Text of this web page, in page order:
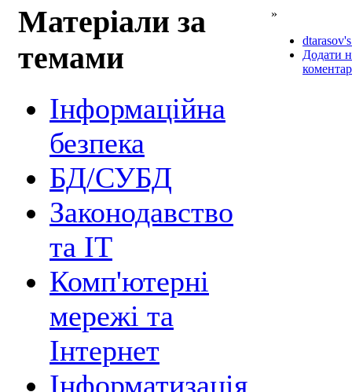
Матеріали за
темами
Інформаційна
безпека
БД/СУБД
Законодавство
та ІТ
Комп'ютерні
мережі та
Інтернет
Інформатизація
»
Додати
коментар